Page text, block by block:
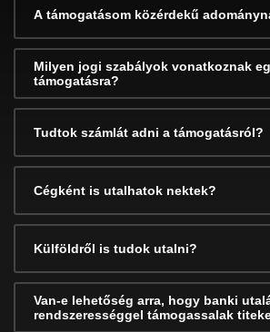
A támogatásom közérdekű
Milyen jogi szabályok vonatkoznak
támogatásra?
Tudtok számlát adni a támogatásról?
Cégként is utalhatok nektek?
Külföldről is tudok utalni?
Van-e lehetőség arra, hogy banki
rendszerességgel támogassalak